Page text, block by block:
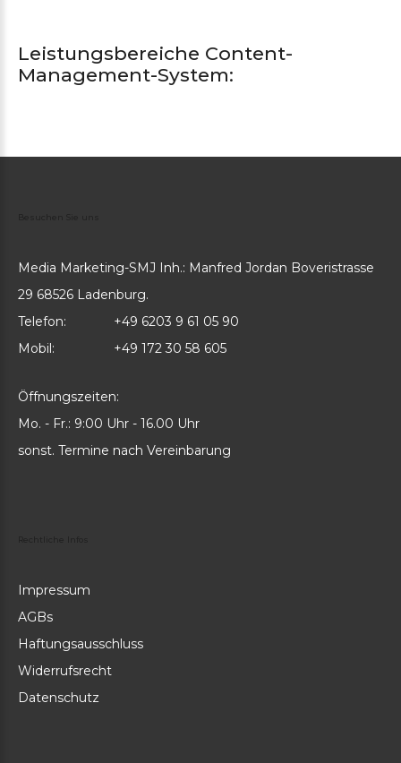
Leistungsbereiche Content-
Management-System:
Media Marketing-SMJ Inh.: Manfred Jordan Boveristrasse
29 68526 Ladenburg.
Telefon:
+49 6203 9 61 05 90
Mobil:
+49 172 30 58 605
Öffnungszeiten:
Mo. - Fr.: 9:00 Uhr - 16.00 Uhr
sonst. Termine nach Vereinbarung
Impressum
AGBs
Haftungsausschluss
Widerrufsrecht
Datenschutz